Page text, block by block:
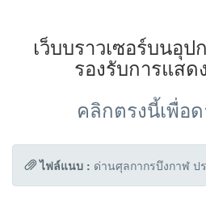
เว็บบราวเซอร์บนอุ
รองรับการแสด
คลิกตรงนี้เพื่อ
ไฟล์แนบ : ด่านศุลกากรบึงกาฬ ป